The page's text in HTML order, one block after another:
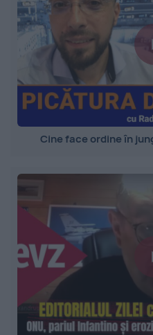
Cine face ordine în